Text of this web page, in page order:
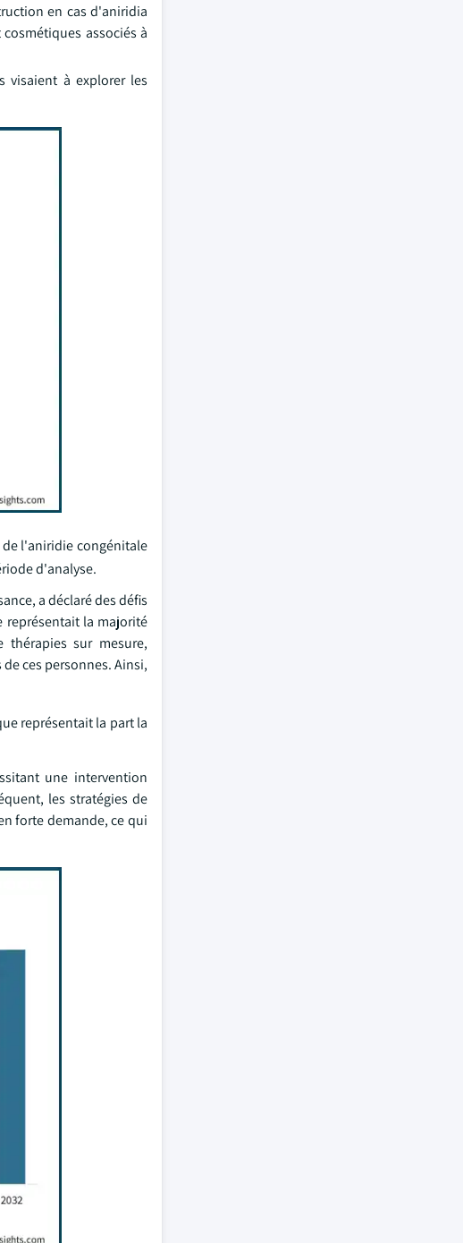
en cas d'aniridia
associés à
visaient à explorer les
l'aniridie congénitale
d'analyse.
a déclaré des défis
représentait la majorité
sur mesure,
ces personnes. Ainsi,
représentait la part la
une intervention
les stratégies de
forte demande, ce qui